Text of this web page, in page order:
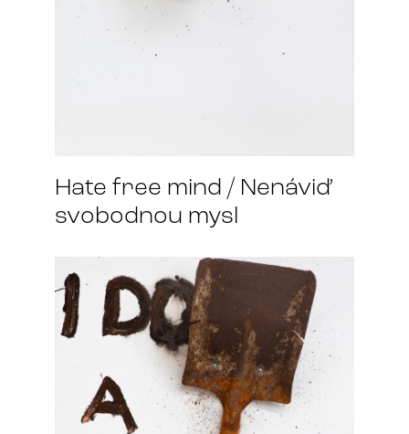
Hate free mind / Nenáviď
svobodnou mysl